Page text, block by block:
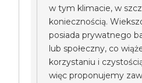
w tym klimacie, w
koniecznością.
posiada prywatnego
lub społeczny, co
korzystaniu i
więc proponujemy